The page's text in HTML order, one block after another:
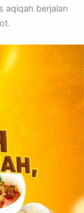
aqiqah berjalan